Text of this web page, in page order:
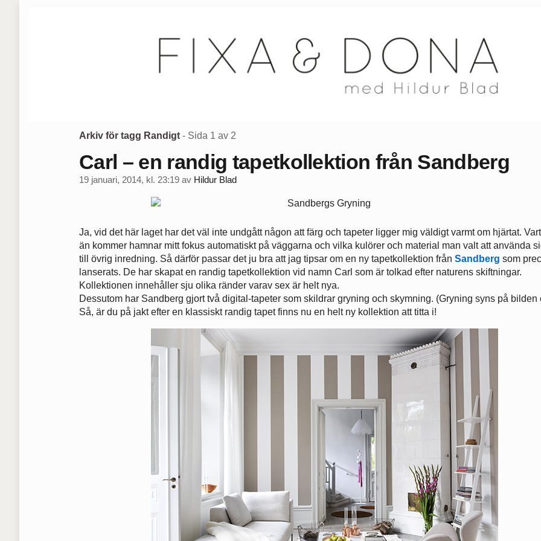
Arkiv för tagg Randigt - Sida 1 av 2
Carl – en randig tapetkollektion från Sandberg
19 januari, 2014, kl. 23:19 av Hildur Blad
Ja, vid det här laget har det väl inte undgått någon att färg och tapeter ligger mig väldigt varmt om hjärtat.
än kommer hamnar mitt fokus automatiskt på väggarna och vilka kulörer och material man valt att använda
till övrig inredning. Så därför passar det ju bra att jag tipsar om en ny tapetkollektion frånSandberg som
lanserats. De har skapat en randig tapetkollektion vid namn Carl som är tolkad efter naturens skiftningar.
Kollektionen innehåller sju olika ränder varav sex är helt nya.
Dessutom har Sandberg gjort två digital-tapeter som skildrar gryning och skymning. (Gryning syns på bilden
Så, är du på jakt efter en klassiskt randig tapet finns nu en helt ny kollektion att titta i!